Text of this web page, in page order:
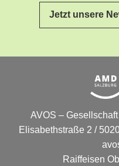
Jetzt unsere
AVOS –
Elisabethstraße 2 /
Raiffeisen